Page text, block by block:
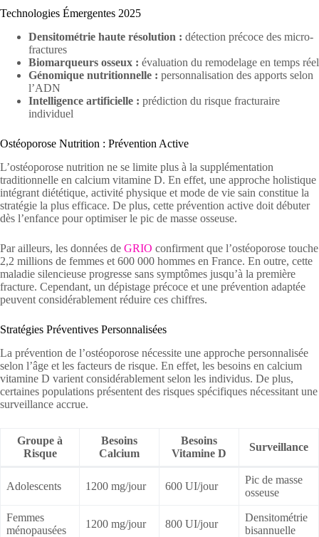
Technologies Émergentes 2025
Densitométrie haute résolution : détection précoce des micro-
fractures
Biomarqueurs osseux : évaluation du remodelage en temps réel
Génomique nutritionnelle : personnalisation des apports selon
l’ADN
Intelligence artificielle : prédiction du risque fracturaire
individuel
Ostéoporose Nutrition : Prévention Active
L’ostéoporose nutrition ne se limite plus à la supplémentation
traditionnelle en calcium vitamine D. En effet, une approche holistique
intégrant diététique, activité physique et mode de vie sain constitue la
stratégie la plus efficace. De plus, cette prévention active doit débuter
dès l’enfance pour optimiser le pic de masse osseuse.
Par ailleurs, les données de GRIO confirment que l’ostéoporose touche
2,2 millions de femmes et 600 000 hommes en France. En outre, cette
maladie silencieuse progresse sans symptômes jusqu’à la première
fracture. Cependant, un dépistage précoce et une prévention adaptée
peuvent considérablement réduire ces chiffres.
Stratégies Préventives Personnalisées
La prévention de l’ostéoporose nécessite une approche personnalisée
selon l’âge et les facteurs de risque. En effet, les besoins en calcium
vitamine D varient considérablement selon les individus. De plus,
certaines populations présentent des risques spécifiques nécessitant une
surveillance accrue.
Groupe à
Risque
Besoins
Calcium
Besoins
Vitamine D
Surveillance
Adolescents 1200 mg/jour 600 UI/jour
Pic de masse
osseuse
Femmes
ménopausées
1200 mg/jour 800 UI/jour
Densitométrie
bisannuelle